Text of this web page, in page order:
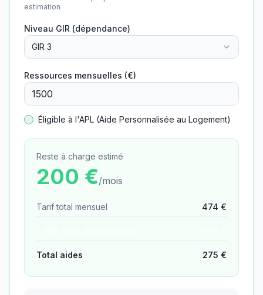
estimation
Niveau GIR (dépendance)
GIR 3
Ressources mensuelles (€)
Éligible à l'APL (Aide Personnalisée au Logement)
Reste à charge estimé
200 €/mois
Tarif total mensuel 474 €
Total aides 275 €